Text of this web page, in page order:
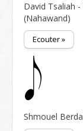
David Tsaliah
(Nahawand)
Ecouter »
Shmouel